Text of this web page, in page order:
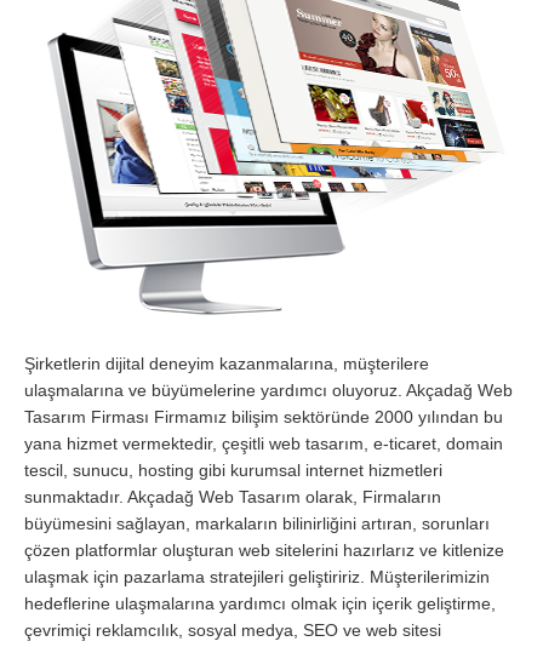
Şirketlerin dijital deneyim kazanmalarına, müşterilere
ulaşmalarına ve büyümelerine yardımcı oluyoruz. Akçadağ Web
Tasarım Firması Firmamız bilişim sektöründe 2000 yılından bu
yana hizmet vermektedir, çeşitli web tasarım, e-ticaret, domain
tescil, sunucu, hosting gibi kurumsal internet hizmetleri
sunmaktadır. Akçadağ Web Tasarım olarak, Firmaların
büyümesini sağlayan, markaların bilinirliğini artıran, sorunları
çözen platformlar oluşturan web sitelerini hazırlarız ve kitlenize
ulaşmak için pazarlama stratejileri geliştiririz. Müşterilerimizin
hedeflerine ulaşmalarına yardımcı olmak için içerik geliştirme,
çevrimiçi reklamcılık, sosyal medya, SEO ve web sitesi